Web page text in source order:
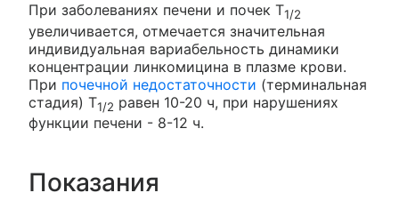
При заболеваниях печени и почек Т1/2
увеличивается, отмечается значительная
индивидуальная вариабельность динамики
концентрации линкомицина в плазме крови.
При почечной недостаточности (терминальная
стадия) Т1/2 равен 10-20 ч, при нарушениях
функции печени - 8-12 ч.
Показания